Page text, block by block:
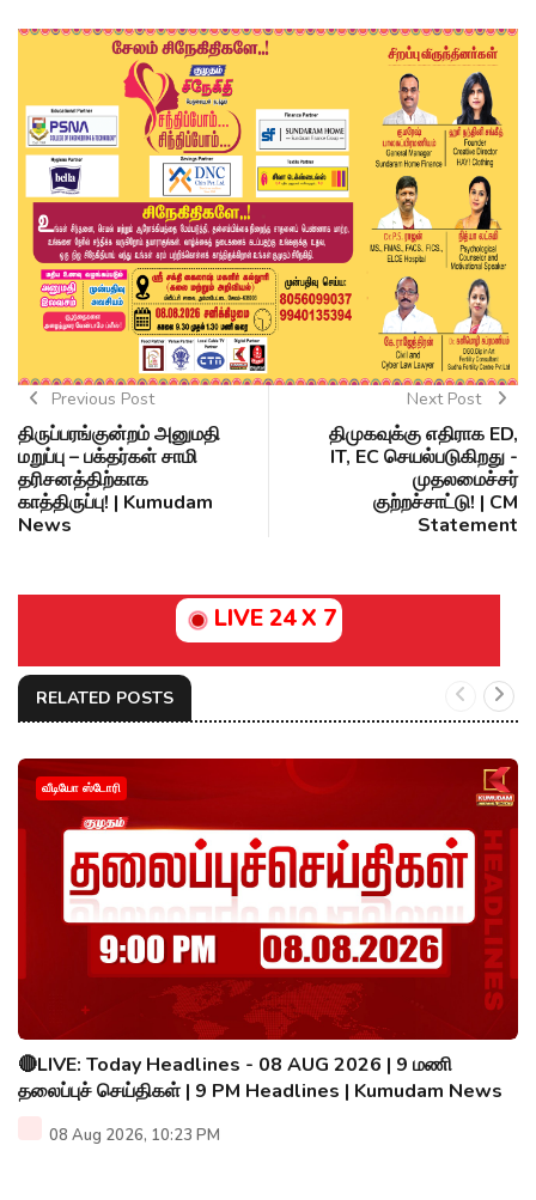
Previous Post
திருப்பரங்குன்றம் அனுமதி
மறுப்பு – பக்தர்கள் சாமி
தரிசனத்திற்காக
காத்திருப்பு! | Kumudam
News
Next Post
திமுகவுக்கு எதிராக ED,
IT, EC செயல்படுகிறது -
முதலமைச்சர்
குற்றச்சாட்டு! | CM
Statement
LIVE 24 X 7
RELATED POSTS
வீடியோ ஸ்டோரி
🔴LIVE: Today Headlines - 08 AUG 2026 | 9 மணி
தலைப்புச் செய்திகள் | 9 PM Headlines | Kumudam News
08 Aug 2026, 10:23 PM